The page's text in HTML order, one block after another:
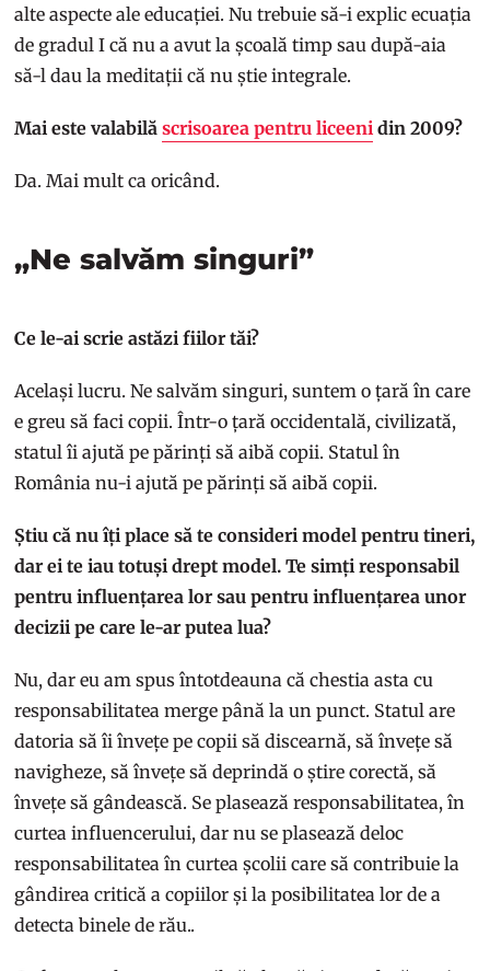
alte aspecte ale educației. Nu trebuie să-i explic ecuația
de gradul I că nu a avut la școală timp sau după-aia
să-l dau la meditații că nu știe integrale.
Mai este valabilăscrisoarea pentru liceeni din 2009?
Da. Mai mult ca oricând.
„Ne salvăm singuri”
Ce le-ai scrie astăzi fiilor tăi?
Același lucru. Ne salvăm singuri, suntem o țară în care
e greu să faci copii. Într-o țară occidentală, civilizată,
statul îi ajută pe părinți să aibă copii. Statul în
România nu-i ajută pe părinți să aibă copii.
Știu că nu îți place să te consideri model pentru tineri,
dar ei te iau totuși drept model. Te simți responsabil
pentru influențarea lor sau pentru influențarea unor
decizii pe care le-ar putea lua?
Nu, dar eu am spus întotdeauna că chestia asta cu
responsabilitatea merge până la un punct. Statul are
datoria să îi învețe pe copii să discearnă, să învețe să
navigheze, să învețe să deprindă o știre corectă, să
învețe să gândească. Se plasează responsabilitatea, în
curtea influencerului, dar nu se plasează deloc
responsabilitatea în curtea școlii care să contribuie la
gândirea critică a copiilor și la posibilitatea lor de a
detecta binele de rău..